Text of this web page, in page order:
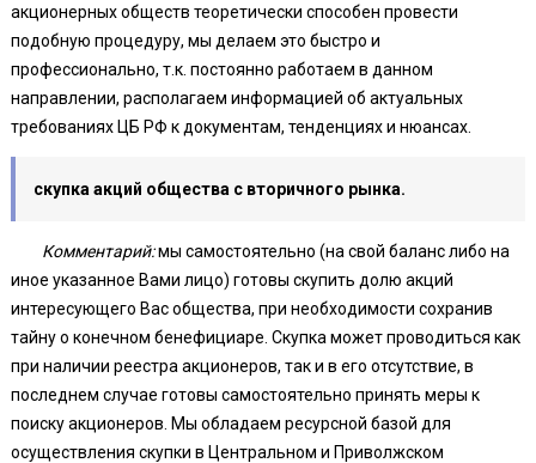
акционерных обществ теоретически способен провести
подобную процедуру, мы делаем это быстро и
профессионально, т.к. постоянно работаем в данном
направлении, располагаем информацией об актуальных
требованиях ЦБ РФ к документам, тенденциях и нюансах.
скупка акций общества с вторичного рынка.
Комментарий:мы самостоятельно (на свой баланс либо на
иное указанное Вами лицо) готовы скупить долю акций
интересующего Вас общества, при необходимости сохранив
тайну о конечном бенефициаре. Скупка может проводиться как
при наличии реестра акционеров, так и в его отсутствие, в
последнем случае готовы самостоятельно принять меры к
поиску акционеров. Мы обладаем ресурсной базой для
осуществления скупки в Центральном и Приволжском